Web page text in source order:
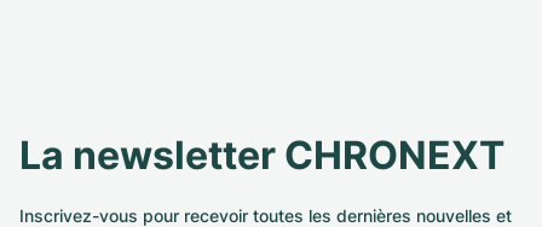
La newsletter CHRONEXT
Inscrivez-vous pour recevoir toutes les dernières nouvelles et